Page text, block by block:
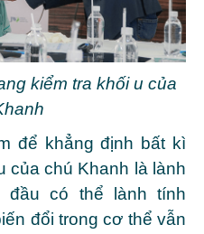
kiểm tra khối u của
để khẳng định bất kì
của chú Khanh là lành
đầu có thể lành tính
đổi trong cơ thể vẫn